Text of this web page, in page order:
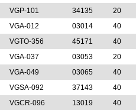
VGP-101 34135 20
VGA-012 03014 40
VGTO-356 45171 40
VGA-037 03053 20
VGA-049 03065 40
VGSA-092 37143 40
VGCR-096 13019 40